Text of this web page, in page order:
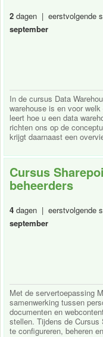
2 dagen | eerstvolgende
september
In de cursus Data
warehouse is en voor
leert hoe u een data
richten ons op de
krijgt daarnaast een
Cursus
beheerders
4 dagen | eerstvolgende
september
Met de servertoepassing
samenwerking tussen
documenten en
stellen. Tijdens de Cursus
te configureren, beheren